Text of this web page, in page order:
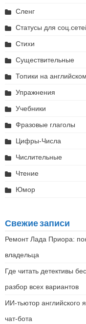
Сленг
Статусы для
Стихи
Существительные
Топики на
Упражнения
Учебники
Фразовые глаголы
Цифры-Числа
Числительные
Чтение
Юмор
Свежие записи
Ремонт Лада Приора:
владельца
Где читать детективы
разбор всех вариантов
ИИ-тьютор английского
чат-бота